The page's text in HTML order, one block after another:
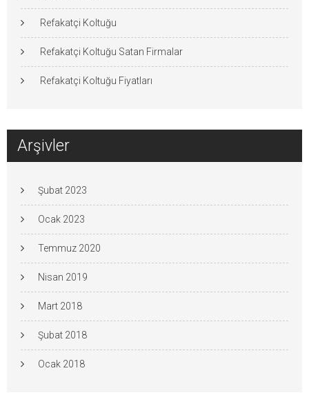
Refakatçi Koltuğu
Refakatçi Koltuğu Satan Firmalar
Refakatçi Koltuğu Fiyatları
Arşivler
Şubat 2023
Ocak 2023
Temmuz 2020
Nisan 2019
Mart 2018
Şubat 2018
Ocak 2018